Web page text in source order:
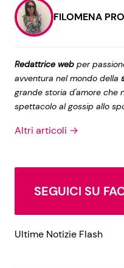
FILOMENA
Redattrice web per
avventura nel mondo della
grande storia d'amore che
spettacolo al gossip allo
Altri articoli →
SEGUICI SU
Ultime Notizie Flash